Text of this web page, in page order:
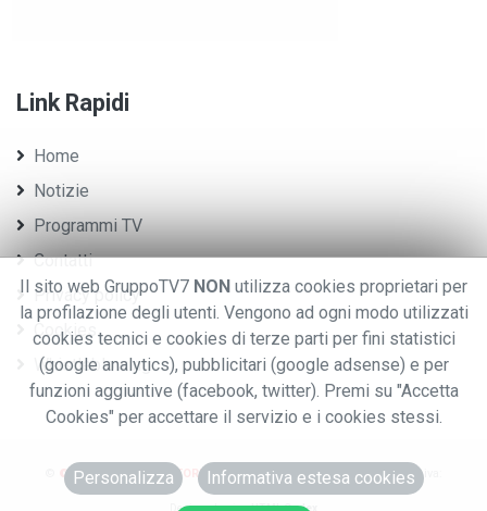
Link Rapidi
Home
Notizie
Programmi TV
Contatti
Privacy policy
Cookies
Whistleblowing
© 2020 GRUPPO EDITORIALE TV7..TUTTI I DIRITTI RISERVATI. - P.iva:
0076970028
Designed usingHTML Codex
Il sito web GruppoTV7 NON utilizza cookies proprietari per
la profilazione degli utenti. Vengono ad ogni modo utilizzati
cookies tecnici e cookies di terze parti per fini statistici
(google analytics), pubblicitari (google adsense) e per
funzioni aggiuntive (facebook, twitter). Premi su "Accetta
Cookies" per accettare il servizio e i cookies stessi.
Personalizza Informativa estesa cookies